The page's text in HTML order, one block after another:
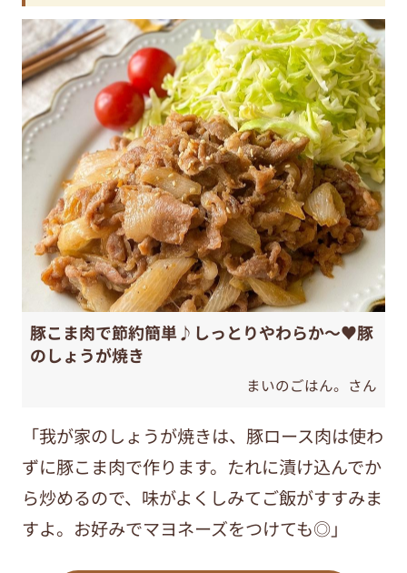
豚こま肉で節約簡単♪しっとりやわらか〜♥️豚
のしょうが焼き
まいのごはん。さん
「我が家のしょうが焼きは、豚ロース肉は使わ
ずに豚こま肉で作ります。たれに漬け込んでか
ら炒めるので、味がよくしみてご飯がすすみま
すよ。お好みでマヨネーズをつけても◎」